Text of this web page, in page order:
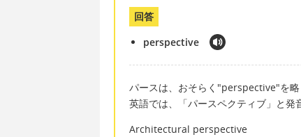
回答
perspective
パースは、おそらく"perspective"を略
英語では、「パースペクティブ」と発
Architectural perspective